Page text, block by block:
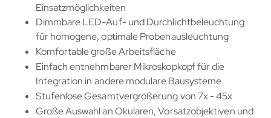
Einsatzmöglichkeiten
Dimmbare LED-Auf- und Durchlichtbeleuchtung
für homogene, optimale Probenausleuchtung
Komfortable große Arbeitsfläche
Einfach entnehmbarer Mikroskopkopf für die
Integration in andere modulare Bausysteme
Stufenlose Gesamtvergrößerung von 7x - 45x
Große Auswahl an Okularen, Vorsatzobjektiven und